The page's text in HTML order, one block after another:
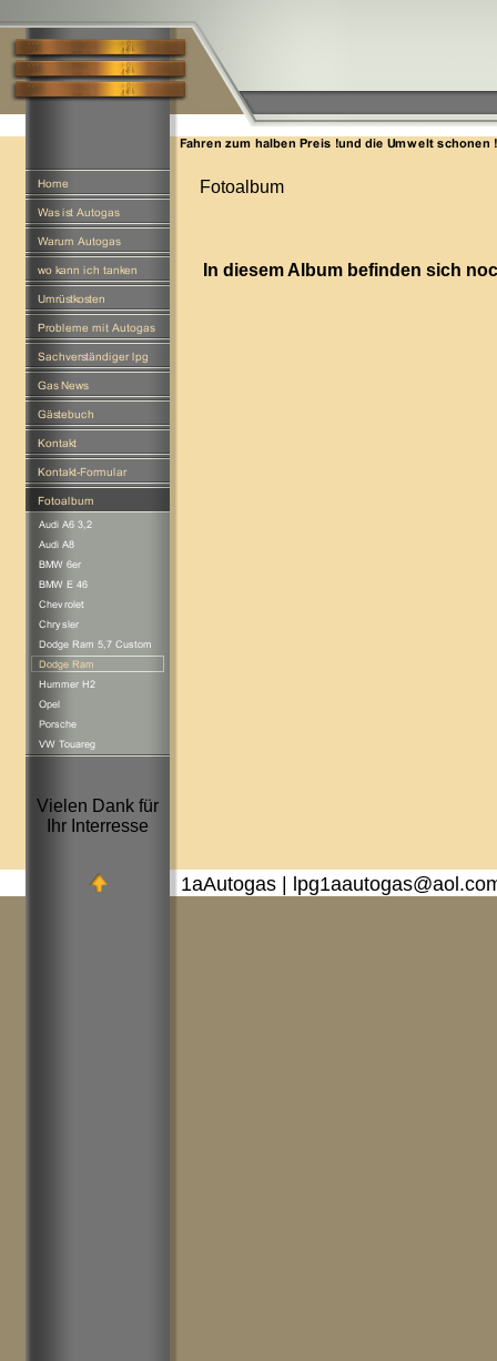
Vielen Dank für
Ihr Interresse
Fotoalbum
In diesem Album befinden sich
1aAutogas |